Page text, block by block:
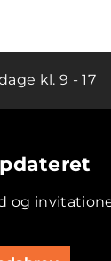
kl. 9 - 17
og